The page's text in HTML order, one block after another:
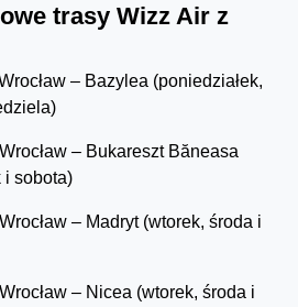
trasy Wizz Air z
– Bazylea (poniedziałek,
Wrocław – Bukareszt Băneasa
i sobota)
Wrocław – Madryt (wtorek, środa i
Wrocław – Nicea (wtorek, środa i